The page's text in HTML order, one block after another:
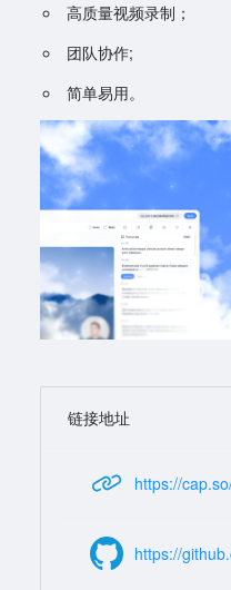
高质量视频录制；
团队协作;
简单易用。
链接地址
https://
https://